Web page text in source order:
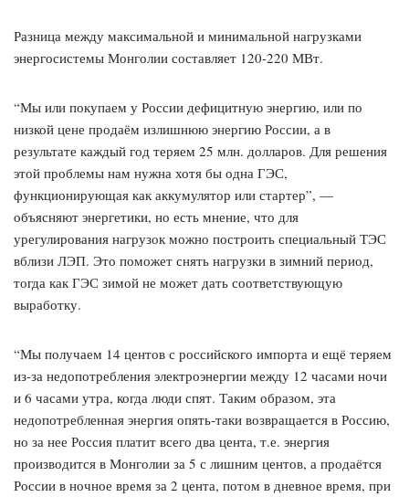
Разница между максимальной и минимальной нагрузками
энергосистемы Монголии составляет 120-220 МВт.
“Мы или покупаем у России дефицитную энергию, или по
низкой цене продаём излишнюю энергию России, а в
результате каждый год теряем 25 млн. долларов. Для решения
этой проблемы нам нужна хотя бы одна ГЭС,
функционирующая как аккумулятор или стартер”, —
объясняют энергетики, но есть мнение, что для
урегулирования нагрузок можно построить специальный ТЭС
вблизи ЛЭП. Это поможет снять нагрузки в зимний период,
тогда как ГЭС зимой не может дать соответствующую
выработку.
“Мы получаем 14 центов с российского импорта и ещё теряем
из-за недопотребления электроэнергии между 12 часами ночи
и 6 часами утра, когда люди спят. Таким образом, эта
недопотребленная энергия опять-таки возвращается в Россию,
но за нее Россия платит всего два цента, т.е. энергия
производится в Монголии за 5 с лишним центов, а продаётся
России в ночное время за 2 цента, потом в дневное время, при